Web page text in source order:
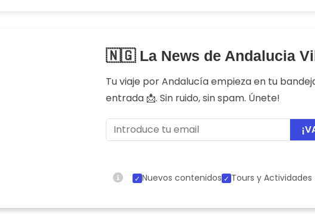
🇳🇬 La News de Andalucia
Tu viaje por Andalucía empieza en tu
entrada 📩. Sin ruido, sin spam. Únete!
Nuevos contenidos Tours y Actividades